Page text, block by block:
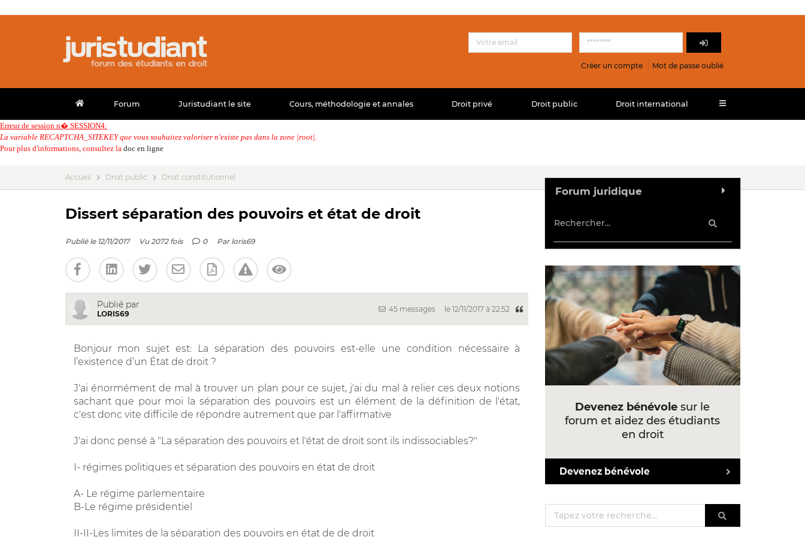
Créer un compte Mot de passe oublié
Forum Juristudiant le site Cours, méthodologie et annales Droit privé Droit public Droit international
Erreur de session n� SESSION4:
La variable RECAPTCHA_SITEKEY que vous souhaitez valoriser n'existe pas dans la zone |root|.
Pour plus d'informations, consultez la doc en ligne
Accueil Droit public Droit constitutionnel
Dissert séparation des pouvoirs et état de droit
Publié le 12/11/2017 Vu 2072 fois 0 Par loris69
Publié par
LORIS69
45 messages le 12/11/2017 à 22:52
Bonjour mon sujet est: La séparation des pouvoirs est-elle une condition nécessaire à
l’existence d’un État de droit ?
J'ai énormément de mal à trouver un plan pour ce sujet, j'ai du mal à relier ces deux notions
sachant que pour moi la séparation des pouvoirs est un élément de la définition de l'état,
c'est donc vite difficile de répondre autrement que par l'affirmative
J'ai donc pensé à "La séparation des pouvoirs et l'état de droit sont ils indissociables?"
I- régimes politiques et séparation des pouvoirs en état de droit
A- Le régime parlementaire
B-Le régime présidentiel
II-II-Les limites de la séparation des pouvoirs en état de de droit
Forum juridique
Devenez bénévole sur le
forum et aidez des étudiants
en droit
Devenez bénévole